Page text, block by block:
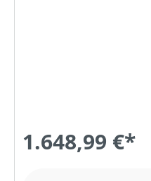
1.648,99 €*